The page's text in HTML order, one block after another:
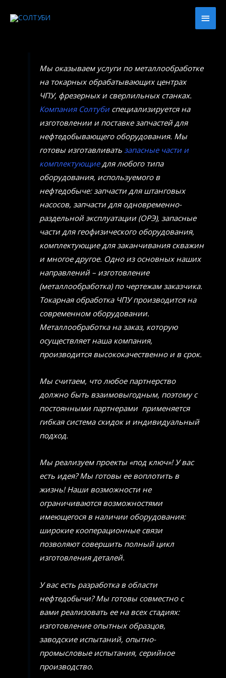
Мы оказываем услуги по металлообработке
на токарных обрабатывающих центрах
ЧПУ, фрезерных и сверлильных станках.
Компания Солтуби специализируется на
изготовлении и поставке запчастей для
нефтедобывающего оборудования. Мы
готовы изготавливатьзапасные части и
комплектующие для любого типа
оборудования, используемого в
нефтедобыче: запчасти для штанговых
насосов, запчасти для одновременно-
раздельной эксплуатации (ОРЭ), запасные
части для геофизического оборудования,
комплектующие для заканчивания скважин
и многое другое. Одно из основных наших
направлений – изготовление
(металлообработка) по чертежам заказчика.
Токарная обработка ЧПУ производится на
современном оборудовании.
Металлообработка на заказ, которую
осуществляет наша компания,
производится высококачественно и в срок.
Мы считаем, что любое партнерство
должно быть взаимовыгодным, поэтому с
постоянными партнерами применяется
гибкая система скидок и индивидуальный
подход.
Мы реализуем проекты «под ключ»! У вас
есть идея? Мы готовы ее воплотить в
жизнь! Наши возможности не
ограничиваются возможностями
имеющегося в наличии оборудования:
широкие кооперационные связи
позволяют совершить полный цикл
изготовления деталей.
У вас есть разработка в области
нефтедобычи? Мы готовы совместно с
вами реализовать ее на всех стадиях:
изготовление опытных образцов,
заводские испытаний, опытно-
промысловые испытания, серийное
производство.